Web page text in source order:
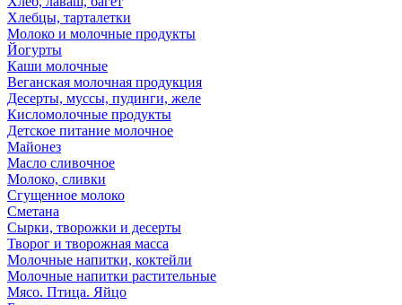
Хлебцы, тарталетки
Молоко и молочные продукты
Йогурты
Каши молочные
Веганская молочная продукция
Десерты, муссы, пудинги, желе
Кисломолочные продукты
Детское питание молочное
Майонез
Масло сливочное
Молоко, сливки
Сгущенное молоко
Сметана
Сырки, творожки и десерты
Творог и творожная масса
Молочные напитки, коктейли
Молочные напитки растительные
Мясо. Птица. Яйцо